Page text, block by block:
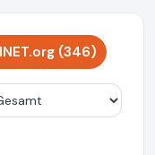
(346)